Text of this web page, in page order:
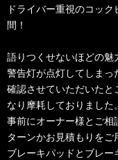
ドライバー重視のコッ
間！
語りつくせないほどの
警告灯が点灯してしまっ
確認させていただいた
なり摩耗しておりました。
事前にオーナー様とご
ターンかお見積もりをご
ブレーキパッドとブレ